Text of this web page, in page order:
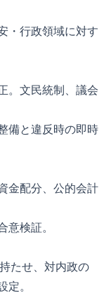
・行政領域に対す
。文民統制、議会
備と違反時の即時
金配分、公的会計
検証。
たせ、対内政の
。